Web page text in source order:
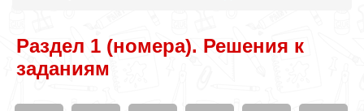
Раздел 1 (номера). Решения к
заданиям